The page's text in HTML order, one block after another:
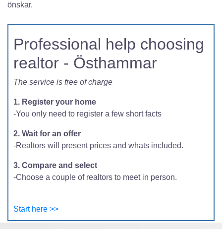
önskar.
Professional help choosing
realtor - Östhammar
The service is free of charge
1. Register your home
-You only need to register a few short facts
2. Wait for an offer
-Realtors will present prices and whats included.
3. Compare and select
-Choose a couple of realtors to meet in person.
Start here >>